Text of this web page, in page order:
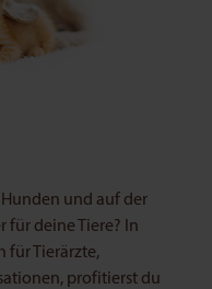
und auf der
für deine Tiere? In
für Tierärzte,
profitierst du